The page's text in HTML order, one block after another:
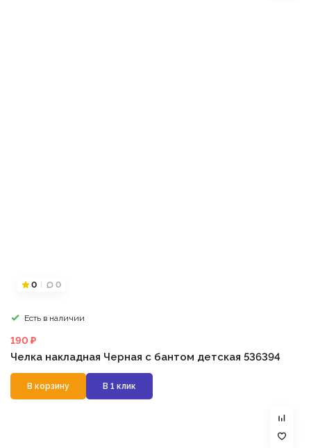
0 0
Есть в наличии
190 ₽
Челка накладная Черная с бантом детская 536394
В корзину В 1 клик